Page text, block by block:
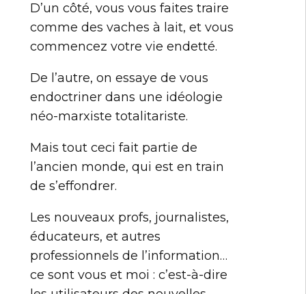
D’un côté, vous vous faites traire
comme des vaches à lait, et vous
commencez votre vie endetté.
De l’autre, on essaye de vous
endoctriner dans une idéologie
néo-marxiste totalitariste.
Mais tout ceci fait partie de
l’ancien monde, qui est en train
de s’effondrer.
Les nouveaux profs, journalistes,
éducateurs, et autres
professionnels de l’information…
ce sont vous et moi : c’est-à-dire